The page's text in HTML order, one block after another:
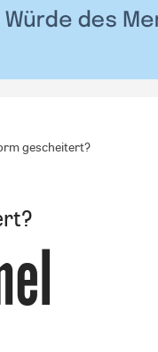
gescheitert?